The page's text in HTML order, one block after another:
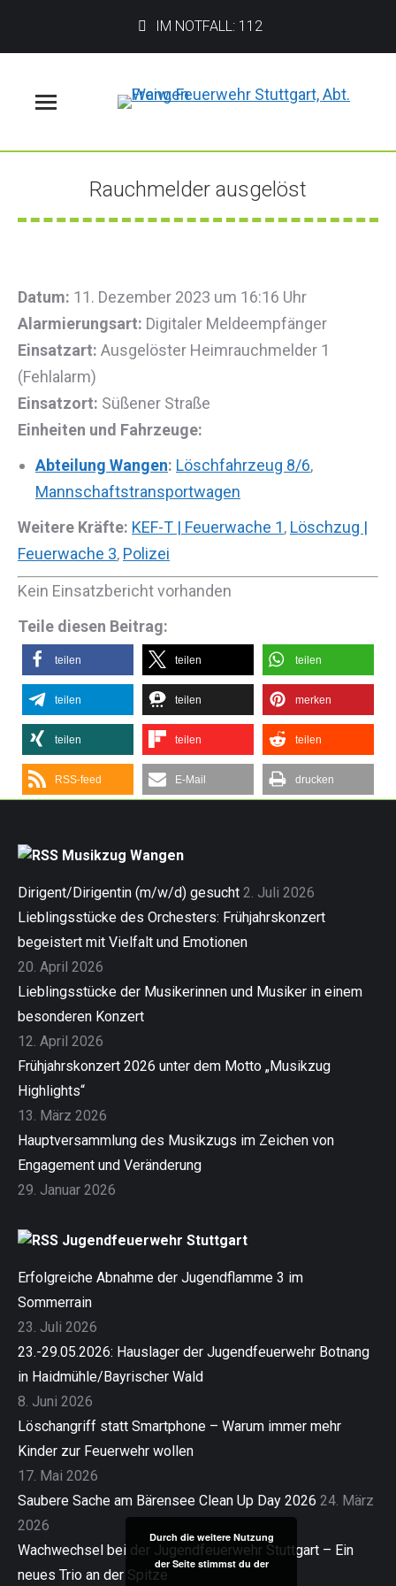
IM NOTFALL: 112
Rauchmelder ausgelöst
Sie befinden sich hier:
Datum: 11. Dezember 2023 um 16:16 Uhr
Alarmierungsart: Digitaler Meldeempfänger
Einsatzart: Ausgelöster Heimrauchmelder 1
(Fehlalarm)
Einsatzort: Süßener Straße
Einheiten und Fahrzeuge:
Abteilung Wangen: Löschfahrzeug 8/6,
Mannschaftstransportwagen
Weitere Kräfte: KEF-T | Feuerwache 1, Löschzug |
Feuerwache 3, Polizei
Kein Einsatzbericht vorhanden
Teile diesen Beitrag:
teilen teilen teilen
teilen teilen merken
teilen teilen teilen
RSS-feed E-Mail drucken
Musikzug Wangen
Dirigent/Dirigentin (m/w/d) gesucht 2. Juli 2026
Lieblingsstücke des Orchesters: Frühjahrskonzert
begeistert mit Vielfalt und Emotionen
20. April 2026
Lieblingsstücke der Musikerinnen und Musiker in einem
besonderen Konzert
12. April 2026
Frühjahrskonzert 2026 unter dem Motto „Musikzug
Highlights“
13. März 2026
Hauptversammlung des Musikzugs im Zeichen von
Engagement und Veränderung
29. Januar 2026
Jugendfeuerwehr Stuttgart
Erfolgreiche Abnahme der Jugendflamme 3 im
Sommerrain
23. Juli 2026
23.-29.05.2026: Hauslager der Jugendfeuerwehr Botnang
in Haidmühle/Bayrischer Wald
8. Juni 2026
Löschangriff statt Smartphone – Warum immer mehr
Kinder zur Feuerwehr wollen
17. Mai 2026
Saubere Sache am Bärensee Clean Up Day 2026 24. März
2026
Wachwechsel bei der Jugendfeuerwehr Stuttgart – Ein
neues Trio an der Spitze
Durch die weitere Nutzung
der Seite stimmst du der